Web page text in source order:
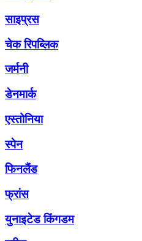
साइप्रस
चेक रिपब्लिक
जर्मनी
डेनमार्क
एस्तोनिया
स्पेन
फिनलैंड
फ्रांस
युनाइटेड किंगडम